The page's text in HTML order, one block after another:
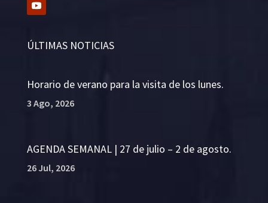
ÚLTIMAS NOTICIAS
Horario de verano para la visita de los lunes.
3 Ago, 2026
AGENDA SEMANAL | 27 de julio – 2 de agosto.
26 Jul, 2026